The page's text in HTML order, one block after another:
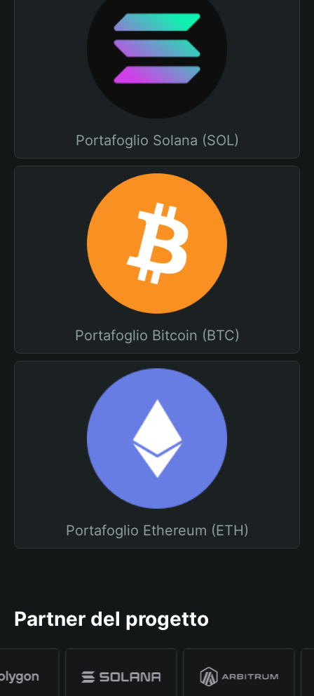
Portafoglio Solana (SOL)
Portafoglio Bitcoin (BTC)
Portafoglio Ethereum (ETH)
Partner del progetto